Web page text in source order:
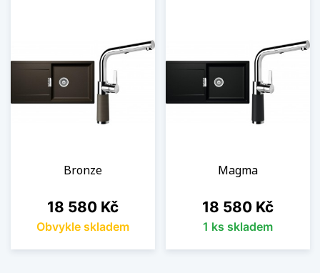
Bronze
Cena
18 580 Kč
Obvykle skladem
Magma
Cena
18 580 Kč
1 ks skladem